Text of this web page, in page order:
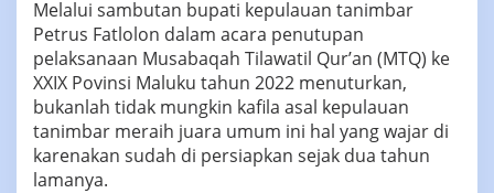
Melalui sambutan bupati kepulauan tanimbar
Petrus Fatlolon dalam acara penutupan
pelaksanaan Musabaqah Tilawatil Qur’an (MTQ) ke
XXIX Povinsi Maluku tahun 2022 menuturkan,
bukanlah tidak mungkin kafila asal kepulauan
tanimbar meraih juara umum ini hal yang wajar di
karenakan sudah di persiapkan sejak dua tahun
lamanya.